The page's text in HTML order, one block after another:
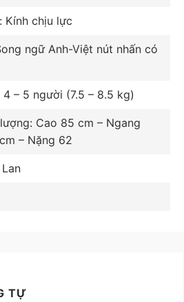
Kính chịu lực
ngữ Anh-Việt nút nhấn có
– 5 người (7.5 – 8.5 kg)
Cao 85 cm – Ngang
– Nặng 62
TỰ